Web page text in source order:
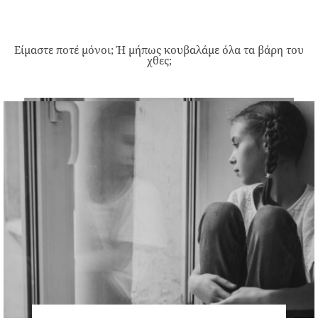
Είμαστε ποτέ μόνοι; Ή μήπως κουβαλάμε όλα τα βάρη του
χθες;